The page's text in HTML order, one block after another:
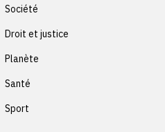
Société
Droit et justice
Planète
Santé
Sport